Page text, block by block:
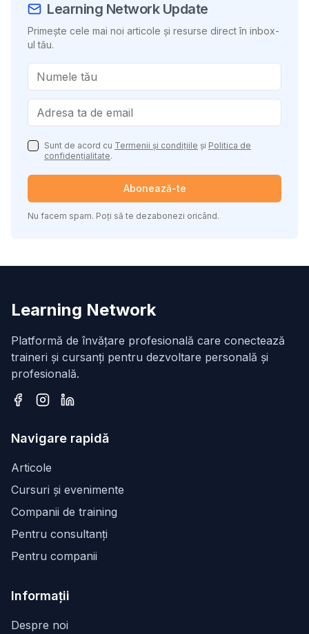
Learning Network Update
Primește cele mai noi articole și resurse direct în inbox-
ul tău.
Sunt de acord cu Termenii și condițiile și Politica de
confidențialitate.
Abonează-te
Nu facem spam. Poți să te dezabonezi oricând.
Learning Network
Platformă de învățare profesională care conectează
traineri și cursanți pentru dezvoltare personală și
profesională.
Navigare rapidă
Articole
Cursuri și evenimente
Companii de training
Pentru consultanți
Pentru companii
Informații
Despre noi